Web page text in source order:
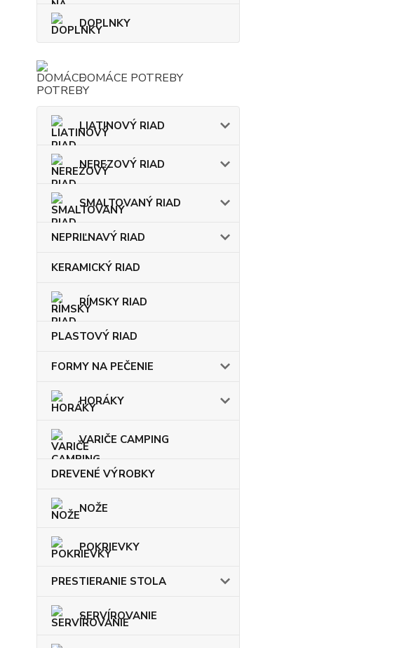
DOPLNKY
DOMÁCE POTREBY
LIATINOVÝ RIAD
NEREZOVÝ RIAD
SMALTOVANÝ RIAD
NEPRIĽNAVÝ RIAD
KERAMICKÝ RIAD
RÍMSKY RIAD
PLASTOVÝ RIAD
FORMY NA PEČENIE
HORÁKY
VARIČE CAMPING
DREVENÉ VÝROBKY
NOŽE
POKRIEVKY
PRESTIERANIE STOLA
SERVÍROVANIE